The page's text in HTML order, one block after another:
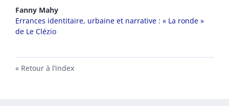
Fanny Mahy
Errances identitaire, urbaine et narrative : « La ronde »
de Le Clézio
Retour à l’index